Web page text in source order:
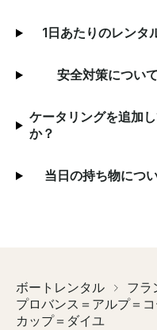
1日あたりのレンタ
安全対策につい
ケータリングを追加
か？
当日の持ち物につ
ボートレンタル
フラ
プロバンス＝アルプ＝
カップ＝ダイユ